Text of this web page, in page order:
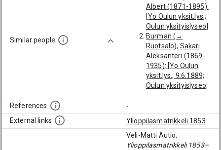
Similar people
Albert (1871-1895):
[Yo Oulun yksit.lys.;
Oulun yksityislyseo]
Burman (→
Ruotsalo), Sakari
Aleksanteri (1869-
1935): [Yo Oulun
yksit.lys.; 9.6.1889;
Oulun yksityislyseo;
1893): [Yo Oulun
yksit.lys.; Oulun
yksityislyseo]
Komulainen, Akseli
References
-
External links
Ylioppilasmatrikkeli 1853
Veli-Matti Autio,
Ylioppilasmatrikkeli 1853–